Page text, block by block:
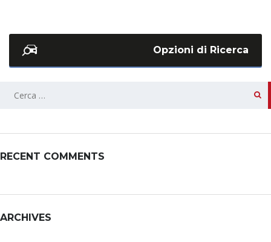
Opzioni di Ricerca
RECENT COMMENTS
ARCHIVES